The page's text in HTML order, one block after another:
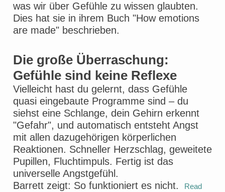
was wir über Gefühle zu wissen glaubten.
Dies hat sie in ihrem Buch "How emotions
are made" beschrieben.
Die große Überraschung:
Gefühle sind keine Reflexe
Vielleicht hast du gelernt, dass Gefühle
quasi eingebaute Programme sind – du
siehst eine Schlange, dein Gehirn erkennt
"Gefahr", und automatisch entsteht Angst
mit allen dazugehörigen körperlichen
Reaktionen. Schneller Herzschlag, geweitete
Pupillen, Fluchtimpuls. Fertig ist das
universelle Angstgefühl.
Barrett zeigt: So funktioniert es nicht.
Read